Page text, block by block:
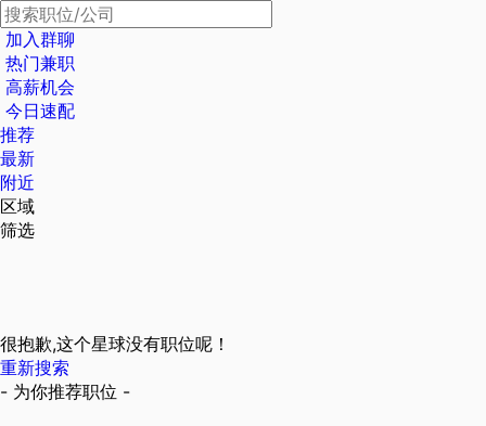
加入群聊
热门兼职
高薪机会
今日速配
推荐
最新
附近
区域
筛选
很抱歉,这个星球没有职位呢！
重新搜索
- 为你推荐职位 -